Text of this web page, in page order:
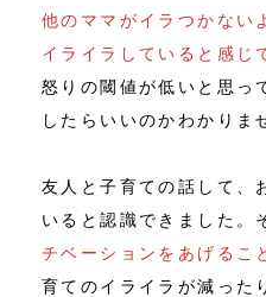
他のママがイラつかない
イライラしていると感じ
怒りの閾値が低いと思っ
したらいいのかわかりま
友人と子育ての話して、
いると認識できました。
チベーションをあげるこ
育てのイライラが減った